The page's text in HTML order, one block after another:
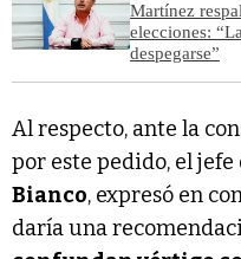
Martínez
elecciones:
despegarse”
Al respecto, ante la
por este pedido, el jefe
Bianco, expresó en
daría una